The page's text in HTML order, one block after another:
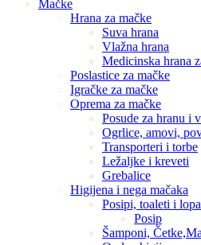
Mačke
Hrana za mačke
Suva hrana
Vlažna hrana
Medicinska hrana
Poslastice za mačke
Igračke za mačke
Oprema za mačke
Posude za hranu i
Ogrlice, amovi,
Transporteri i torbe
Ležaljke i kreveti
Grebalice
Higijena i nega mačaka
Posipi, toaleti i
Posip
Šamponi,